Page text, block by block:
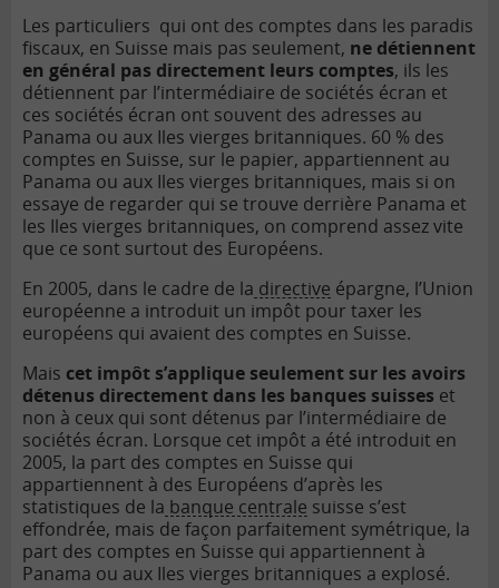
Les particuliers qui ont des comptes dans les paradis
fiscaux, en Suisse mais pas seulement, ne détiennent
en général pas directement leurs comptes, ils les
détiennent par l’intermédiaire de sociétés écran et
ces sociétés écran ont souvent des adresses au
Panama ou aux Iles vierges britanniques. 60 % des
comptes en Suisse, sur le papier, appartiennent au
Panama ou aux Iles vierges britanniques, mais si on
essaye de regarder qui se trouve derrière Panama et
les Iles vierges britanniques, on comprend assez vite
que ce sont surtout des Européens.
En 2005, dans le cadre de la directive épargne, l’Union
européenne a introduit un impôt pour taxer les
européens qui avaient des comptes en Suisse.
Mais cet impôt s’applique seulement sur les avoirs
détenus directement dans les banques suisses et
non à ceux qui sont détenus par l’intermédiaire de
sociétés écran. Lorsque cet impôt a été introduit en
2005, la part des comptes en Suisse qui
appartiennent à des Européens d’après les
statistiques de la banque centrale suisse s’est
effondrée, mais de façon parfaitement symétrique, la
part des comptes en Suisse qui appartiennent à
Panama ou aux Iles vierges britanniques a explosé.